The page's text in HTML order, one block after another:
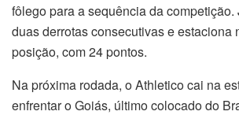
fôlego para a sequência da
duas derrotas consecutivas e estaciona
posição, com 24 pontos.
Na próxima rodada, o Athletico cai na
enfrentar o Goiás, último colocado do